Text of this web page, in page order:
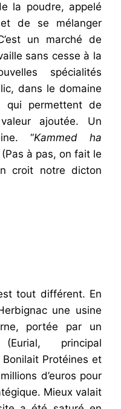
la poudre, appelé
de se mélanger
un marché de
sans cesse à la
spécialités
dans le domaine
qui permettent de
ajoutée. Un
“Kammed ha
(Pas à pas, on fait le
croit notre dicton
tout différent. En
une usine
portée par un
principal
Protéines et
d’euros pour
Mieux valait